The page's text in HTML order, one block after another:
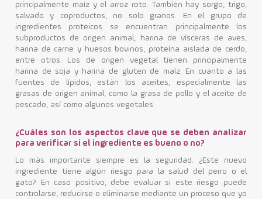
principalmente maíz y el arroz roto. También hay sorgo, trigo,
salvado y coproductos, no solo granos. En el grupo de
ingredientes proteicos se encuentran principalmente los
subproductos de origen animal, harina de vísceras de aves,
harina de carne y huesos bovinos, proteína aislada de cerdo,
entre otros. Los de origen vegetal tienen principalmente
harina de soja y harina de gluten de maíz. En cuanto a las
fuentes de lípidos, están los aceites, especialmente las
grasas de origen animal, como la grasa de pollo y el aceite de
pescado, así como algunos vegetales.
¿Cuáles son los aspectos clave que se deben analizar
para verificar si el ingrediente es bueno o no?
Lo más importante siempre es la seguridad. ¿Este nuevo
ingrediente tiene algún riesgo para la salud del perro o el
gato? En caso positivo, debe evaluar si este riesgo puede
controlarse, reducirse o eliminarse mediante un proceso que yo